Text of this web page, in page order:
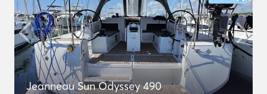
Jeanneau Sun Odyssey 490